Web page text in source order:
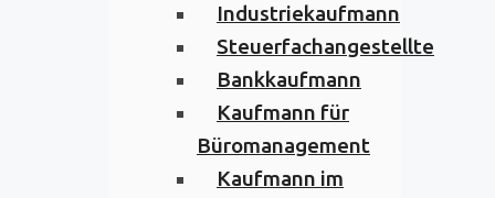
Industriekaufmann
Steuerfachangestellte
Bankkaufmann
Kaufmann für
Büromanagement
Kaufmann im